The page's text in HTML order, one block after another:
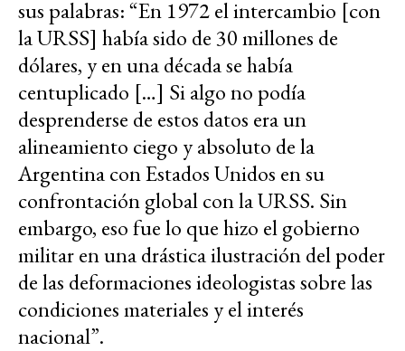
sus palabras: “En 1972 el intercambio [con
la URSS] había sido de 30 millones de
dólares, y en una década se había
centuplicado […] Si algo no podía
desprenderse de estos datos era un
alineamiento ciego y absoluto de la
Argentina con Estados Unidos en su
confrontación global con la URSS. Sin
embargo, eso fue lo que hizo el gobierno
militar en una drástica ilustración del poder
de las deformaciones ideologistas sobre las
condiciones materiales y el interés
nacional”.